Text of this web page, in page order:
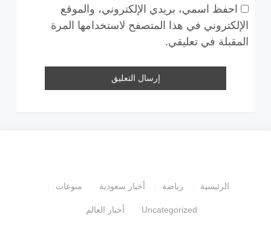
احفظ اسمي، بريدي الإلكتروني، والموقع
الإلكتروني في هذا المتصفح لاستخدامها المرة
المقبلة في تعليقي.
الرئيسية رياضة أخبار سعودية منوعات
Uncategorized أخبار العالم